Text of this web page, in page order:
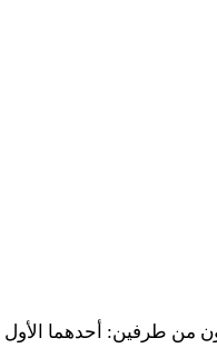
من طرفين: أحدهما